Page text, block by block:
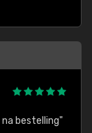
bestelling"